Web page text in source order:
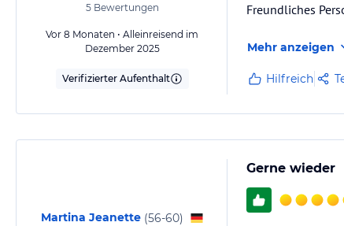
5Bewertungen
Vor 8 Monaten • Alleinreisend im
Dezember 2025
Verifizierter Aufenthalt
Freundliches
Mehr anzeigen
Hilfreich
Martina Jeanette (56-60)
Gerne wieder